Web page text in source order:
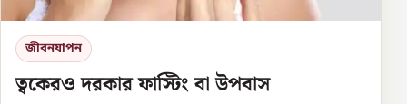
জীবনযাপন
ত্বকেরও দরকার ফাস্টিং বা উপবাস